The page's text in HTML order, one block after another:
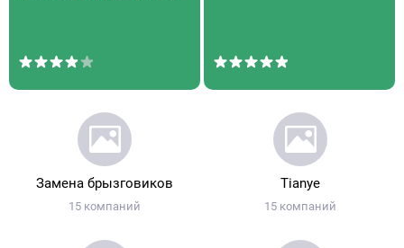
Замена брызговиков
15 компаний
Tianye
15 компаний